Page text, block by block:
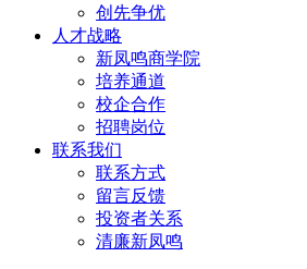
创先争优
人才战略
新凤鸣商学院
培养通道
校企合作
招聘岗位
联系我们
联系方式
留言反馈
投资者关系
清廉新凤鸣